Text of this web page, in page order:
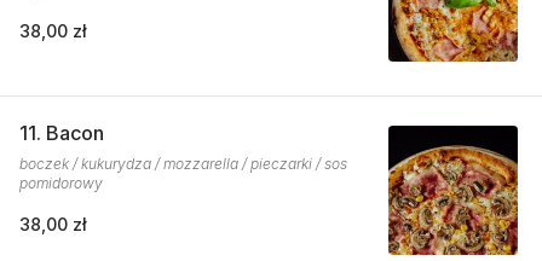
38,00 zł
11. Bacon
boczek / kukurydza / mozzarella / pieczarki / sos
pomidorowy
38,00 zł